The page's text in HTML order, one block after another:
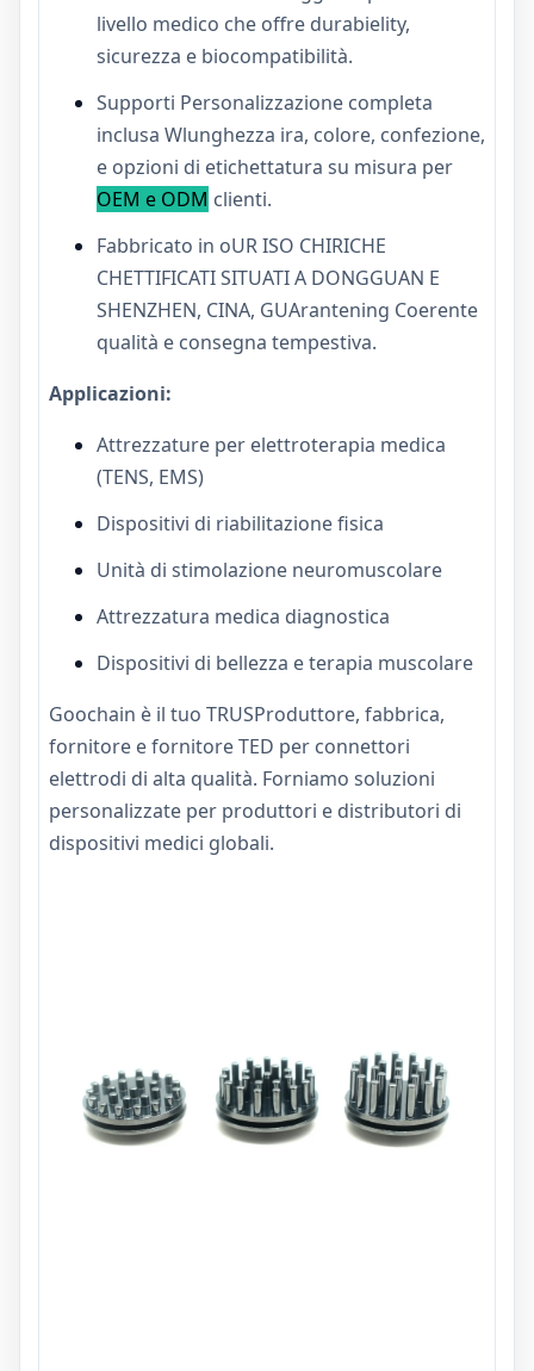
livello medico che offre durabielity,
sicurezza e biocompatibilità.
Supporti Personalizzazione completa
inclusa Wlunghezza ira, colore, confezione,
e opzioni di etichettatura su misura per
OEM e ODM clienti.
Fabbricato in oUR ISO CHIRICHE
CHETTIFICATI SITUATI A DONGGUAN E
SHENZHEN, CINA, GUArantening Coerente
qualità e consegna tempestiva.
Applicazioni:
Attrezzature per elettroterapia medica
(TENS, EMS)
Dispositivi di riabilitazione fisica
Unità di stimolazione neuromuscolare
Attrezzatura medica diagnostica
Dispositivi di bellezza e terapia muscolare
Goochain è il tuo TRUSProduttore, fabbrica,
fornitore e fornitore TED per connettori
elettrodi di alta qualità. Forniamo soluzioni
personalizzate per produttori e distributori di
dispositivi medici globali.